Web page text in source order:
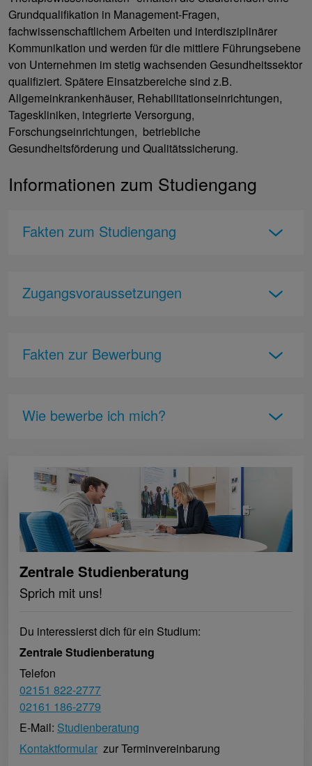
Grundqualifikation in Management-Fragen,
fachwissenschaftlichem Arbeiten und interdisziplinärer
Kommunikation und werden für die mittlere Führungsebene
von Unternehmen im stetig wachsenden Gesundheitssektor
qualifiziert. Spätere Einsatzbereiche sind z.B.
Allgemeinkrankenhäuser, Rehabilitationseinrichtungen,
Tageskliniken, integrierte Versorgung,
Forschungseinrichtungen, betriebliche
Gesundheitsförderung und Qualitätssicherung.
Informationen zum Studiengang
Fakten zum Studiengang
Zugangsvoraussetzungen
Fakten zur Bewerbung
Wie bewerbe ich mich?
Zentrale Studienberatung
Sprich mit uns!
Du interessierst dich für ein Studium:
Zentrale Studienberatung
Telefon
02151 822-2777
02161 186-2779
E-Mail: Studienberatung
Kontaktformular zur Terminvereinbarung